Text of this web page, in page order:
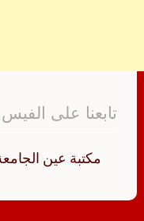
تابعنا على
‏مكتبة عين